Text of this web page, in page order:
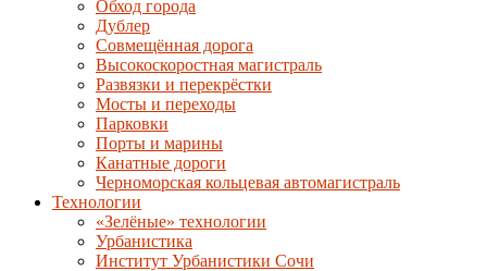
Обход города
Дублер
Совмещённая дорога
Высокоскоростная магистраль
Развязки и перекрёстки
Мосты и переходы
Парковки
Порты и марины
Канатные дороги
Черноморская кольцевая автомагистраль
Технологии
«Зелёные» технологии
Урбанистика
Институт Урбанистики Сочи